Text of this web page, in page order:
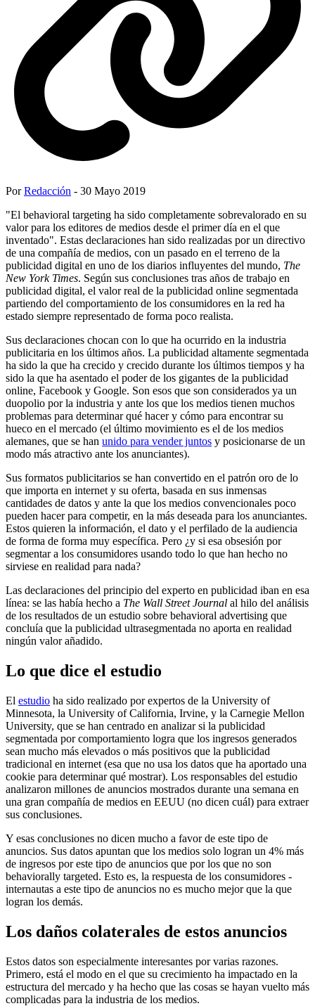
PorRedacción - 30 Mayo 2019
"El behavioral targeting ha sido completamente sobrevalorado en su
valor para los editores de medios desde el primer día en el que
inventado". Estas declaraciones han sido realizadas por un directivo
de una compañía de medios, con un pasado en el terreno de la
publicidad digital en uno de los diarios influyentes del mundo, The
New York Times. Según sus conclusiones tras años de trabajo en
publicidad digital, el valor real de la publicidad online segmentada
partiendo del comportamiento de los consumidores en la red ha
estado siempre representado de forma poco realista.
Sus declaraciones chocan con lo que ha ocurrido en la industria
publicitaria en los últimos años. La publicidad altamente segmentada
ha sido la que ha crecido y crecido durante los últimos tiempos y ha
sido la que ha asentado el poder de los gigantes de la publicidad
online, Facebook y Google. Son esos que son considerados ya un
duopolio por la industria y ante los que los medios tienen muchos
problemas para determinar qué hacer y cómo para encontrar su
hueco en el mercado (el último movimiento es el de los medios
alemanes, que se han unido para vender juntos y posicionarse de un
modo más atractivo ante los anunciantes).
Sus formatos publicitarios se han convertido en el patrón oro de lo
que importa en internet y su oferta, basada en sus inmensas
cantidades de datos y ante la que los medios convencionales poco
pueden hacer para competir, en la más deseada para los anunciantes.
Estos quieren la información, el dato y el perfilado de la audiencia
de forma de forma muy específica. Pero ¿y si esa obsesión por
segmentar a los consumidores usando todo lo que han hecho no
sirviese en realidad para nada?
Las declaraciones del principio del experto en publicidad iban en esa
línea: se las había hecho a The Wall Street Journal al hilo del análisis
de los resultados de un estudio sobre behavioral advertising que
concluía que la publicidad ultrasegmentada no aporta en realidad
ningún valor añadido.
Lo que dice el estudio
El estudio ha sido realizado por expertos de la University of
Minnesota, la University of California, Irvine, y la Carnegie Mellon
University, que se han centrado en analizar si la publicidad
segmentada por comportamiento logra que los ingresos generados
sean mucho más elevados o más positivos que la publicidad
tradicional en internet (esa que no usa los datos que ha aportado una
cookie para determinar qué mostrar). Los responsables del estudio
analizaron millones de anuncios mostrados durante una semana en
una gran compañía de medios en EEUU (no dicen cuál) para extraer
sus conclusiones.
Y esas conclusiones no dicen mucho a favor de este tipo de
anuncios. Sus datos apuntan que los medios solo logran un 4% más
de ingresos por este tipo de anuncios que por los que no son
behaviorally targeted. Esto es, la respuesta de los consumidores -
internautas a este tipo de anuncios no es mucho mejor que la que
logran los demás.
Los daños colaterales de estos anuncios
Estos datos son especialmente interesantes por varias razones.
Primero, está el modo en el que su crecimiento ha impactado en la
estructura del mercado y ha hecho que las cosas se hayan vuelto más
complicadas para la industria de los medios.